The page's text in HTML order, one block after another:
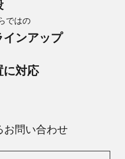
ではの
インアップ
に対応
お問い合わせ